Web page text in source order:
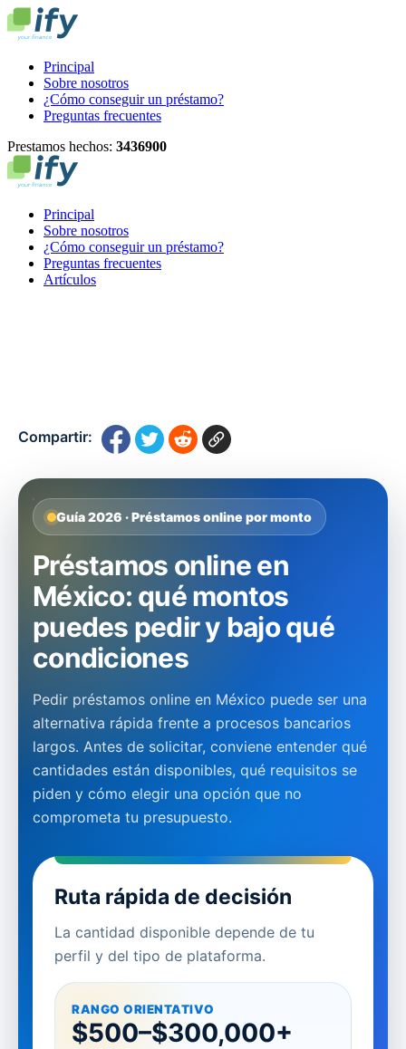
Principal
Sobre nosotros
¿Cómo conseguir un préstamo?
Preguntas frecuentes
Prestamos hechos: 3436900
Principal
Sobre nosotros
¿Cómo conseguir un préstamo?
Preguntas frecuentes
Artículos
Compartir:
Guía 2026 · Préstamos online por monto
Préstamos online en
México: qué montos
puedes pedir y bajo qué
condiciones
Pedir préstamos online en México puede ser una
alternativa rápida frente a procesos bancarios
largos. Antes de solicitar, conviene entender qué
cantidades están disponibles, qué requisitos se
piden y cómo elegir una opción que no
comprometa tu presupuesto.
Ruta rápida de decisión
La cantidad disponible depende de tu
perfil y del tipo de plataforma.
RANGO ORIENTATIVO
$500–$300,000+